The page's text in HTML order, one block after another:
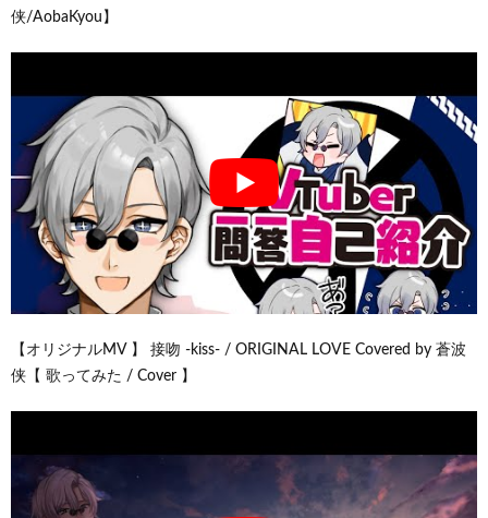
侠/AobaKyou】
【オリジナルMV 】 接吻 -kiss- / ORIGINAL LOVE Covered by 蒼波
侠【 歌ってみた / Cover 】